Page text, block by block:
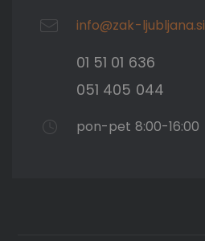
info@zak-ljubljana.si
01 51 01 636
051 405 044
pon-pet 8:00-16:00